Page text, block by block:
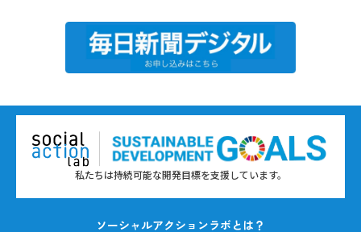
私たちは持続可能な開発目標を支援しています。
ソーシャルアクションラボとは？